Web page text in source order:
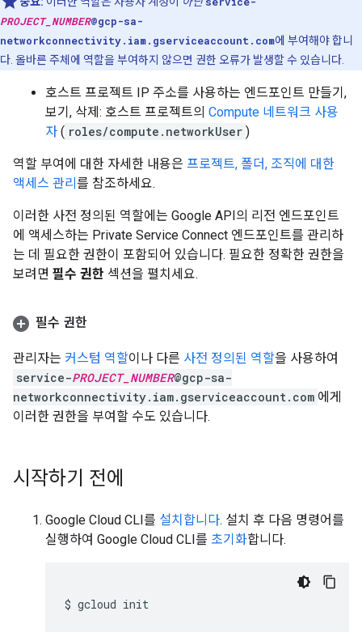
PROJECT_NUMBER@gcp-sa-
networkconnectivity.iam.gserviceaccount.com에 부여해야 합니
다. 올바른 주체에 역할을 부여하지 않으면 권한 오류가 발생할 수 있습니다.
호스트 프로젝트 IP 주소를 사용하는 엔드포인트 만들기,
보기, 삭제: 호스트 프로젝트의 Compute 네트워크 사용
자 ( roles/compute.networkUser )
역할 부여에 대한 자세한 내용은 프로젝트, 폴더, 조직에 대한
액세스 관리 를 참조하세요.
이러한 사전 정의된 역할에는 Google API의 리전 엔드포인트
에 액세스하는 Private Service Connect 엔드포인트를 관리하
는 데 필요한 권한이 포함되어 있습니다. 필요한 정확한 권한을
보려면 필수 권한 섹션을 펼치세요.
필수 권한
관리자는 커스텀 역할이나 다른 사전 정의된 역할을 사용하여
service-PROJECT_NUMBER@gcp-sa-
networkconnectivity.iam.gserviceaccount.com 에게
이러한 권한을 부여할 수도 있습니다.
시작하기 전에
Google Cloud CLI를 설치합니다. 설치 후 다음 명령어를
실행하여 Google Cloud CLI를 초기화합니다.
$ gcloud init